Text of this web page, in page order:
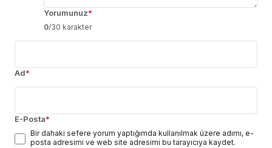
Yorumunuz*
0/30 karakter
Ad*
E-Posta*
Bir dahaki sefere yorum yaptığımda kullanılmak üzere adımı, e-
posta adresimi ve web site adresimi bu tarayıcıya kaydet.